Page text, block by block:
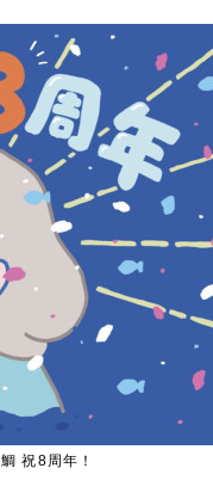
祝8周年！